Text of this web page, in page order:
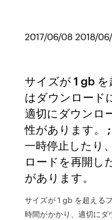
2017/06/08 2018/
サイズが 1 gb
はダウンロード
適切にダウンロ
性があります。
一時停止したり
ロードを再開し
があります。
サイズが 1 gb を超える
時間がかかり、適切にダ